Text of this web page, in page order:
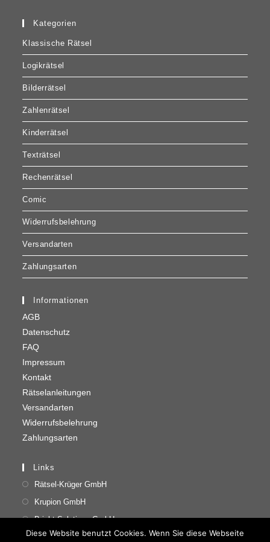
Kategorien
Klassische Rätsel
Logikrätsel
Bilderrätsel
Zahlenrätsel
Kinderrätsel
Texträtsel
Rechenrätsel
Comic
Widerrufsbelehrung
Versandarten
Zahlungsarten
Informationen
AGB
Datenschutz
FAQ
Impressum
Kontakt
Rätselanleitungen
Versandarten
Widerrufsbelehrung
Zahlungsarten
Links
Rätsel-Krüger GmbH
Krupion GmbH
Bright Solutions GmbH
Diese Website benutzt Cookies. Wenn Sie diese Webseite